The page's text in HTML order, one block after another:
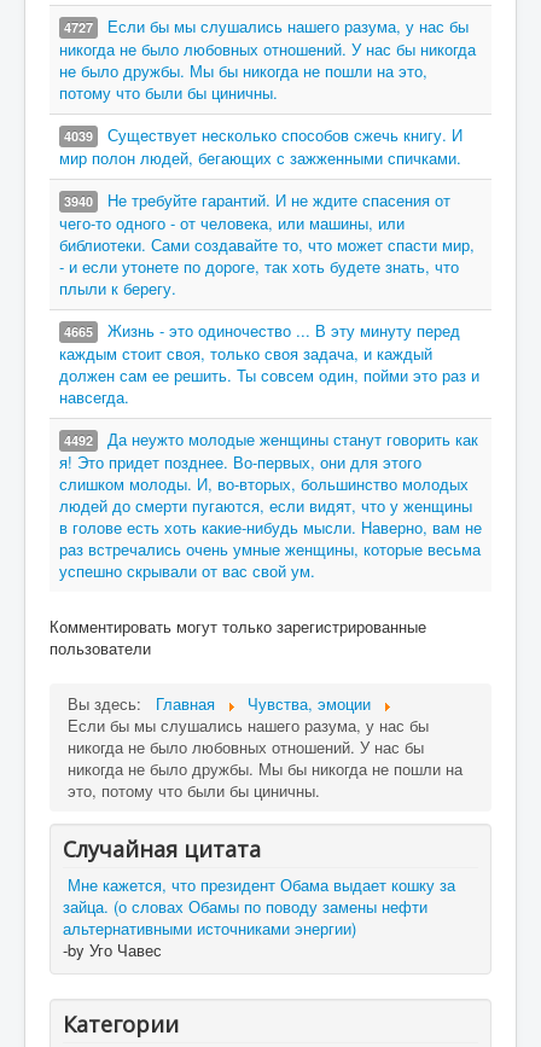
4727
Если бы мы слушались нашего разума, у нас бы
никогда не было любовных отношений. У нас бы никогда
не было дружбы. Мы бы никогда не пошли на это,
потому что были бы циничны.
4039
Существует несколько способов сжечь книгу. И
мир полон людей, бегающих с зажженными спичками.
3940
Не требуйте гарантий. И не ждите спасения от
чего-то одного - от человека, или машины, или
библиотеки. Сами создавайте то, что может спасти мир,
- и если утонете по дороге, так хоть будете знать, что
плыли к берегу.
4665
Жизнь - это одиночество ... В эту минуту перед
каждым стоит своя, только своя задача, и каждый
должен сам ее решить. Ты совсем один, пойми это раз и
навсегда.
4492
Да неужто молодые женщины станут говорить как
я! Это придет позднее. Во-первых, они для этого
слишком молоды. И, во-вторых, большинство молодых
людей до смерти пугаются, если видят, что у женщины
в голове есть хоть какие-нибудь мысли. Наверно, вам не
раз встречались очень умные женщины, которые весьма
успешно скрывали от вас свой ум.
Комментировать могут только зарегистрированные
пользователи
Вы здесь: Главная
Чувства, эмоции
Если бы мы слушались нашего разума, у нас бы
никогда не было любовных отношений. У нас бы
никогда не было дружбы. Мы бы никогда не пошли на
это, потому что были бы циничны.
Случайная цитата
Мне кажется, что президент Обама выдает кошку за
зайца. (о словах Обамы по поводу замены нефти
альтернативными источниками энергии)
-by Уго Чавес
Категории